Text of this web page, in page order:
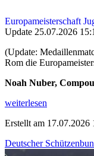
Europameisterschaft
Update 25.07.2026
(Update:
Rom die
Noah Nuber,
weiterlesen
Erstellt am
Deutscher